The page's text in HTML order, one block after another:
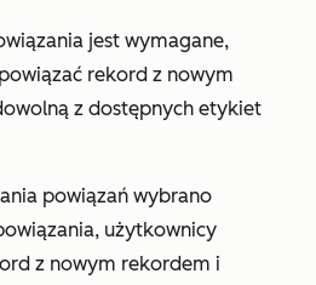
jest wymagane,
rekord z nowym
z dostępnych etykiet
powiązań wybrano
użytkownicy
z nowym rekordem i